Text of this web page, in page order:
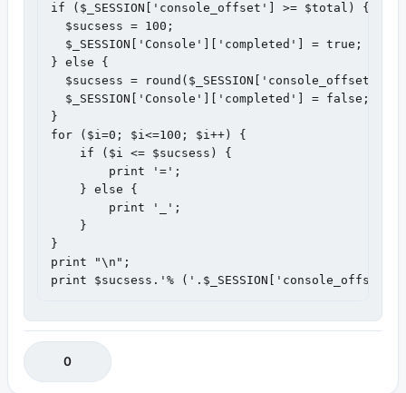
if ($_SESSION['console_offset'] >= $total) {
  $sucsess = 100;
  $_SESSION['Console']['completed'] = true;
} else {
$sucsess = round($_SESSION['console_offset'] /
  $_SESSION['Console']['completed'] = false;
}
for ($i=0; $i<=100; $i++) {
    if ($i <= $sucsess) {
        print '=';
    } else {
        print '_';
    }
}
print "\n";
print $sucsess.'%
0